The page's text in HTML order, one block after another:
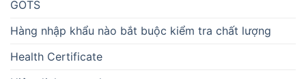
GOTS
Hàng nhập khẩu nào bắt buộc kiểm tra chất lượng
Health Certificate